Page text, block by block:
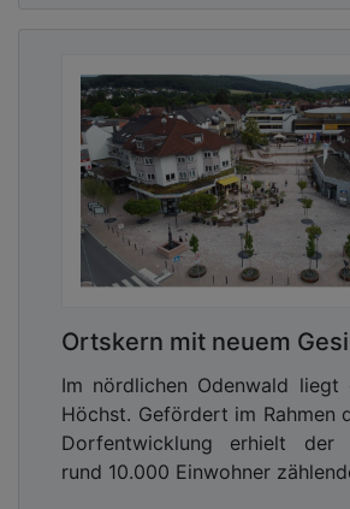
Ortskern mit neuem
Im nördlichen Odenwald liegt
Höchst. Gefördert im Rahmen
Dorfentwicklung erhielt der
rund 10.000 Einwohner